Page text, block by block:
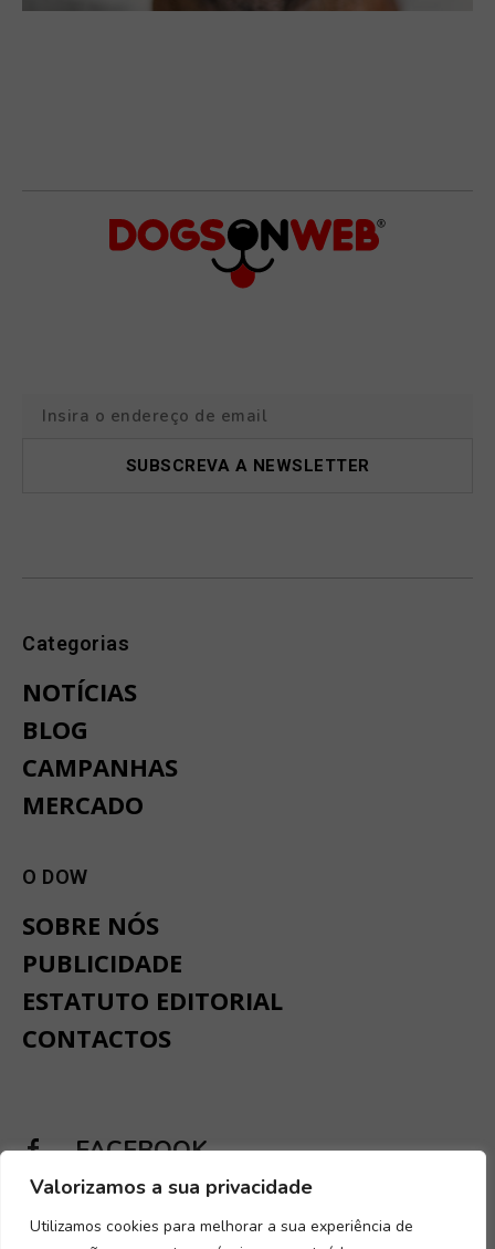
Valorizamos a sua privacidade
Utilizamos cookies para melhorar a sua experiência de
Categorias
NOTÍCIAS
BLOG
CAMPANHAS
MERCADO
O DOW
SOBRE NÓS
PUBLICIDADE
ESTATUTO EDITORIAL
CONTACTOS
FACEBOOK
INSTAGRAM